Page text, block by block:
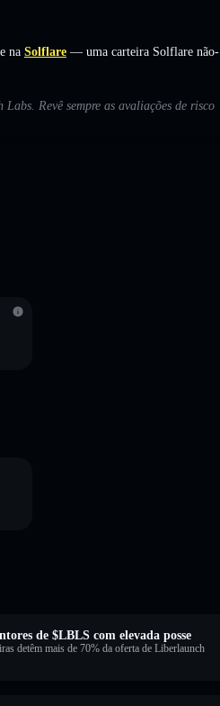
na Solflare — uma carteira Solflare não-
Revê sempre as avaliações de risco
de $LBLS com elevada posse
detêm mais de 70% da oferta de Liberlaunch